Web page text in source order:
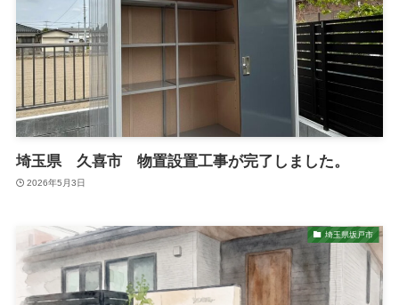
埼玉県 久喜市 物置設置工事が完了しました。
2026年5月3日
埼玉県坂戸市